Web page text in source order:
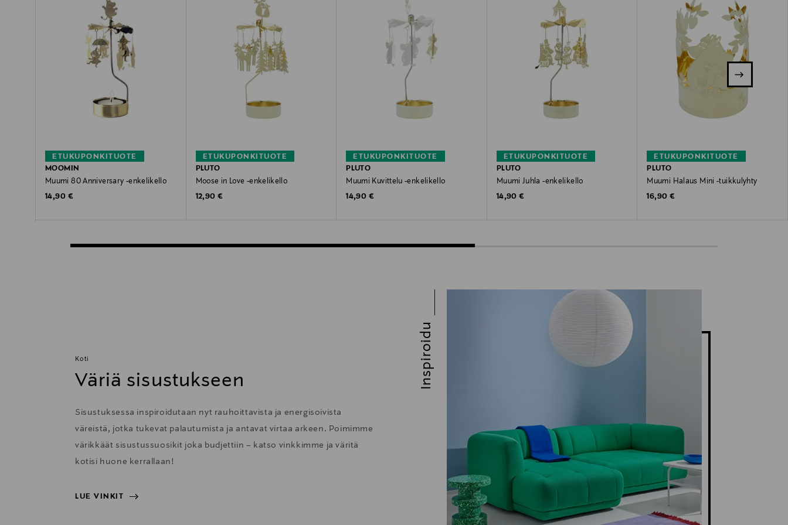
ETUKUPONKITUOTE
MOOMIN
Muumi 80 Anniversary -enkelikello
Original Price
14,90 €
ETUKUPONKITUOTE
PLUTO
Moose in Love -enkelikello
Original Price
12,90 €
ETUKUPONKITUOTE
PLUTO
Muumi Kuvittelu -enkelikello
Original Price
14,90 €
ETUKUPONKITUOTE
PLUTO
Muumi Juhla -enkelikello
Original Price
14,90 €
ETUKUPONKITUOTE
PLUTO
Muumi Halaus Mini -tuikkulyhty
Original Price
16,90 €
Koti
Väriä sisustukseen
Sisustuksessa inspiroidutaan nyt rauhoittavista ja energisoivista
väreistä, jotka tukevat palautumista ja antavat virtaa arkeen. Poimimme
värikkäät sisustussuosikit joka budjettiin – katso vinkkimme ja väritä
kotisi huone kerrallaan!
LUE VINKIT
Inspiroidu